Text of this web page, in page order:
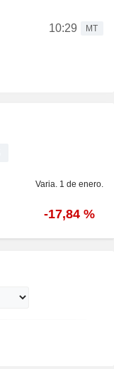
10:29
MT
Varia. 1 de enero.
-17,84 %